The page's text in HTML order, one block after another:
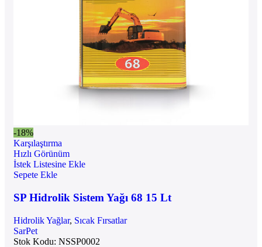
-18%
Karşılaştırma
Hızlı Görünüm
İstek Listesine Ekle
Sepete Ekle
SP Hidrolik Sistem Yağı 68 15 Lt
Hidrolik Yağlar, Sıcak Fırsatlar
SarPet
Stok Kodu: NSSP0002